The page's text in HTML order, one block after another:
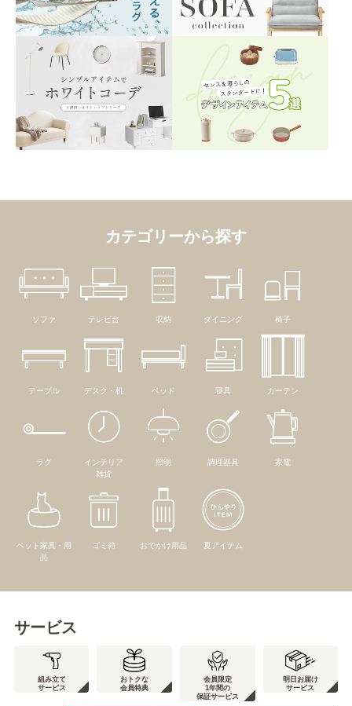
カテゴリーから探す
ソファ テレビ台 収納 ダイニング 椅子
テーブル デスク・机 ベッド 寝具 カーテン
ラグ
インテリア
雑貨
照明 調理器具 家電
ペット家具・用
品
ゴミ箱 おでかけ用品 夏アイテム
サービス
組み立て
サービス
おトクな
会員特典
会員限定
1年間の
保証サービス
明日お届け
サービス